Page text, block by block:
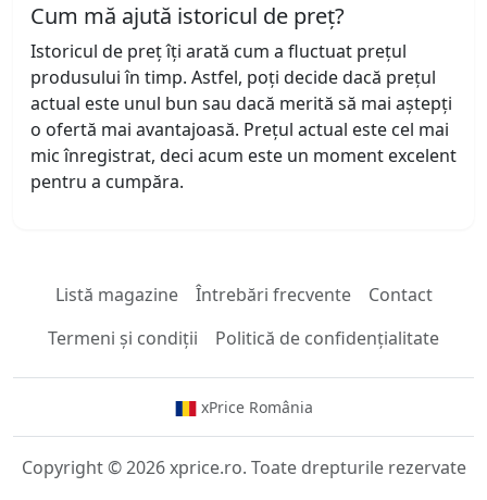
Cum mă ajută istoricul de preț?
Istoricul de preț îți arată cum a fluctuat prețul
produsului în timp. Astfel, poți decide dacă prețul
actual este unul bun sau dacă merită să mai aștepți
o ofertă mai avantajoasă. Prețul actual este cel mai
mic înregistrat, deci acum este un moment excelent
pentru a cumpăra.
Listă magazine Întrebări frecvente
Contact
Termeni și condiții
Politică de confidențialitate
xPrice România
Copyright © 2026 xprice.ro. Toate drepturile rezervate